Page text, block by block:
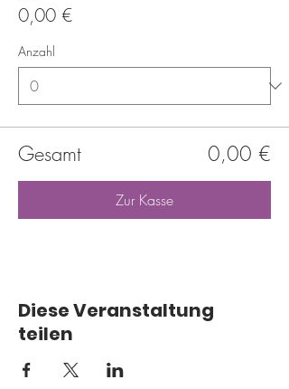
0,00 €
Anzahl
Gesamt 0,00 €
Zur Kasse
Diese Veranstaltung
teilen